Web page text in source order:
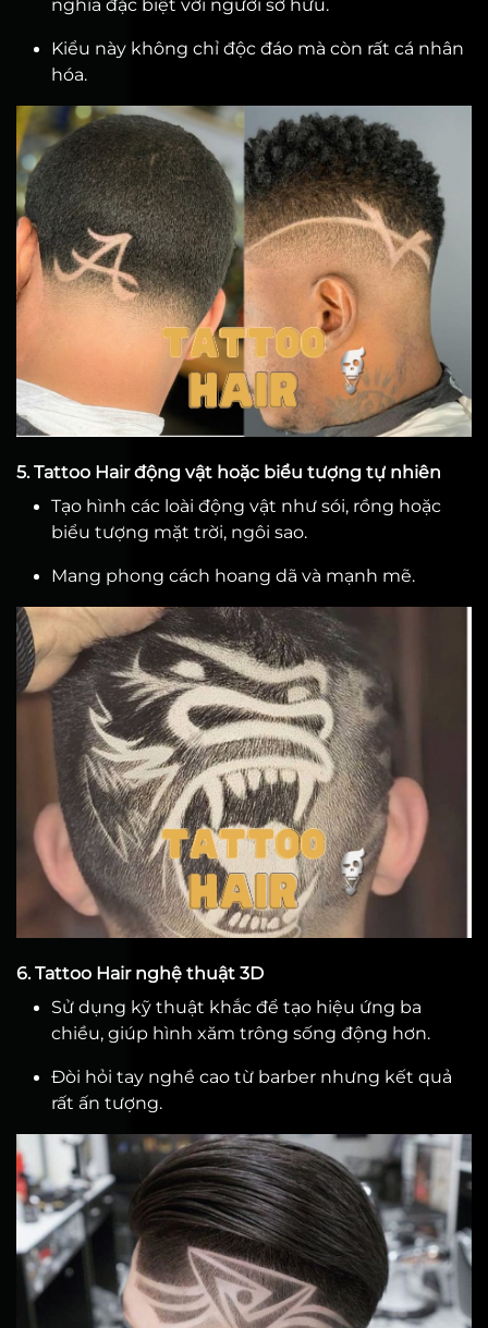
nghĩa đặc biệt với người sở hữu.
Kiểu này không chỉ độc đáo mà còn rất cá nhân
hóa.
5. Tattoo Hair động vật hoặc biểu tượng tự nhiên
Tạo hình các loài động vật như sói, rồng hoặc
biểu tượng mặt trời, ngôi sao.
Mang phong cách hoang dã và mạnh mẽ.
6. Tattoo Hair nghệ thuật 3D
Sử dụng kỹ thuật khắc để tạo hiệu ứng ba
chiều, giúp hình xăm trông sống động hơn.
Đòi hỏi tay nghề cao từ barber nhưng kết quả
rất ấn tượng.